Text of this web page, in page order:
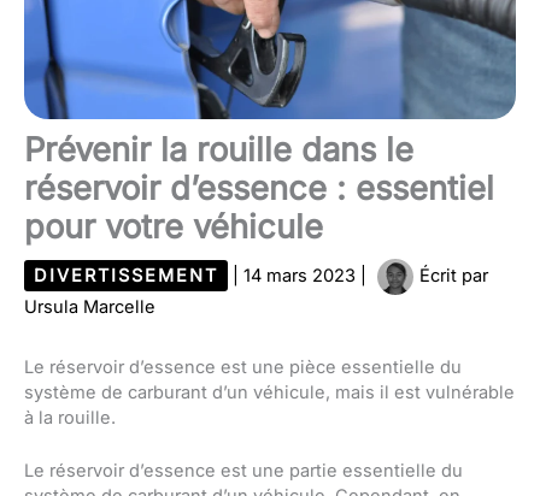
Prévenir la rouille dans le
réservoir d’essence : essentiel
pour votre véhicule
DIVERTISSEMENT 14 mars 2023
Écrit par
Ursula Marcelle
Le réservoir d’essence est une pièce essentielle du
système de carburant d’un véhicule, mais il est vulnérable
à la rouille.
Le réservoir d’essence est une partie essentielle du